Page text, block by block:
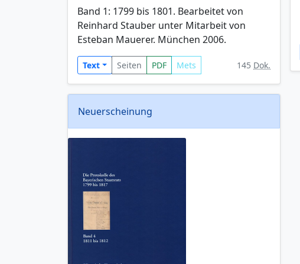
Band 1: 1799 bis 1801. Bearbeitet von
Reinhard Stauber unter Mitarbeit von
Esteban Mauerer. München 2006.
Text Seiten PDF Mets 145 Dok.
Neuerscheinung